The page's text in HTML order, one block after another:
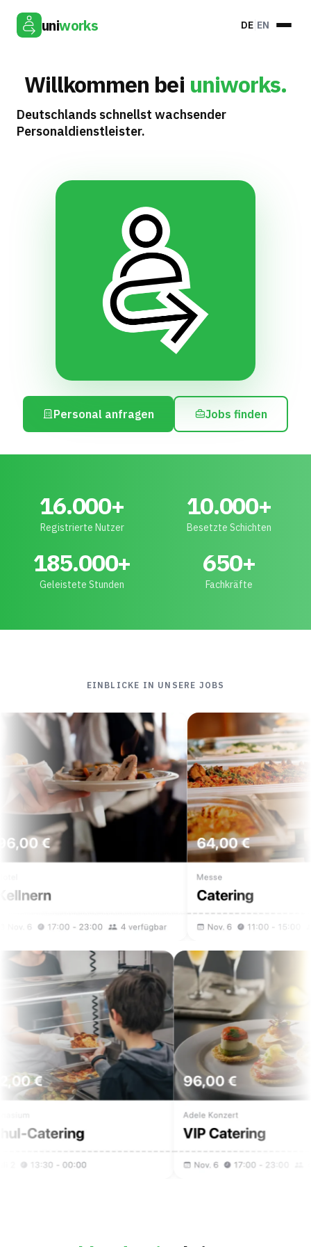
uniworks DE EN
16.000+
Registrierte Nutzer
10.000+
Besetzte Schichten
185.000+
Geleistete Stunden
650+
Fachkräfte
EINBLICKE IN UNSERE JOBS